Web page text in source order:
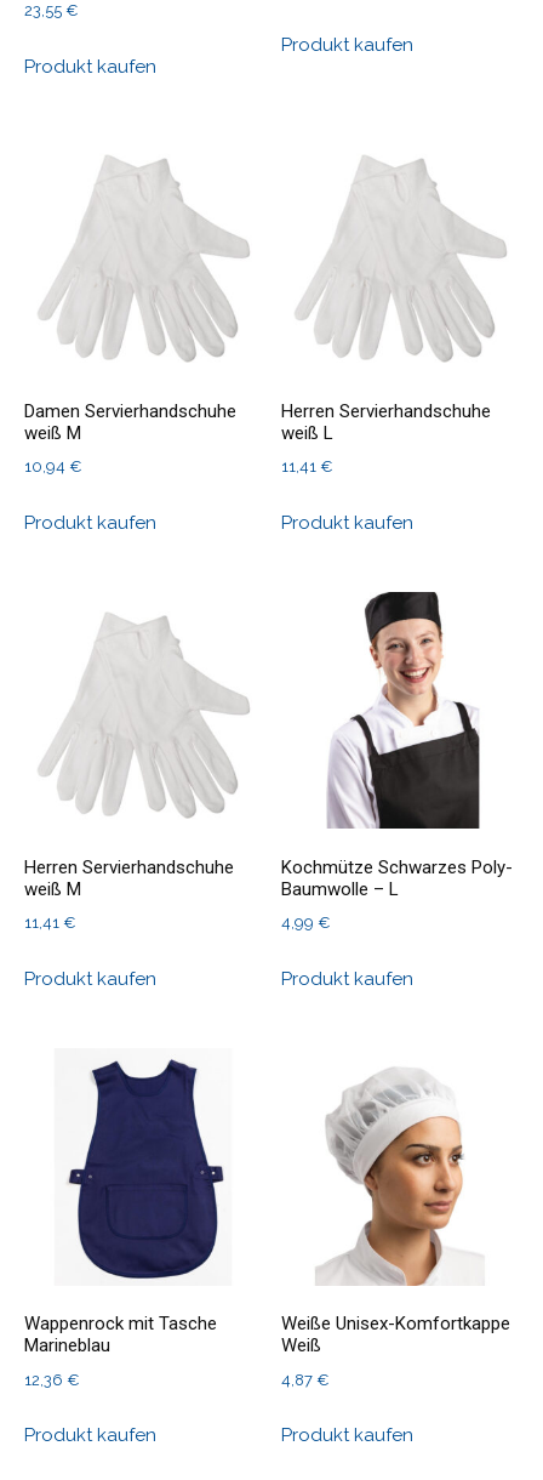
23,55 €
Produkt kaufen
Produkt kaufen
Damen Servierhandschuhe
weiß M
10,94 €
Produkt kaufen
Herren Servierhandschuhe
weiß L
11,41€
Produkt kaufen
Herren Servierhandschuhe
weiß M
11,41 €
Produkt kaufen
Kochmütze Schwarzes Poly-
Baumwolle – L
4,99€
Produkt kaufen
Wappenrock mit Tasche
Marineblau
12,36 €
Produkt kaufen
Weiße Unisex-Komfortkappe
Weiß
4,87€
Produkt kaufen